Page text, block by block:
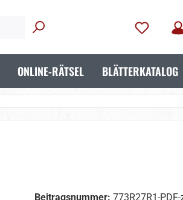
ONLINE-RÄTSEL BLÄTTERKATALOG
Beitragsnummer: 773R27R1-